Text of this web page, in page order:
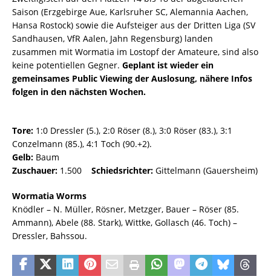
Saison (Erzgebirge Aue, Karlsruher SC, Alemannia Aachen,
Hansa Rostock) sowie die Aufsteiger aus der Dritten Liga (SV
Sandhausen, VfR Aalen, Jahn Regensburg) landen
zusammen mit Wormatia im Lostopf der Amateure, sind also
keine potentiellen Gegner. Geplant ist wieder ein
gemeinsames Public Viewing der Auslosung, nähere Infos
folgen in den nächsten Wochen.
Tore: 1:0 Dressler (5.), 2:0 Röser (8.), 3:0 Röser (83.), 3:1
Conzelmann (85.), 4:1 Toch (90.+2).
Gelb: Baum
Zuschauer: 1.500 Schiedsrichter: Gittelmann (Gauersheim)
Wormatia Worms
Knödler – N. Müller, Rösner, Metzger, Bauer – Röser (85.
Ammann), Abele (88. Stark), Wittke, Gollasch (46. Toch) –
Dressler, Bahssou.